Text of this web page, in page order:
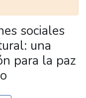
sociales
una
para la paz